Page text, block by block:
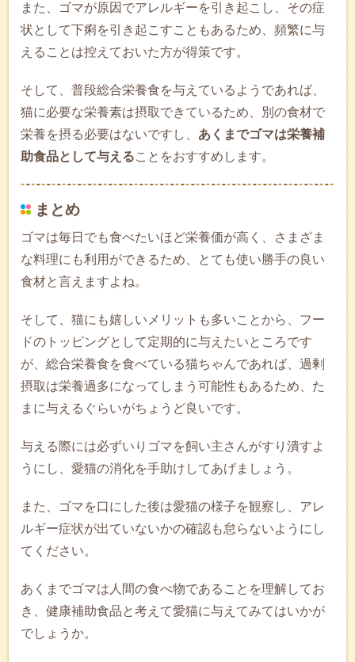
また、ゴマが原因でアレルギーを引き起こし、その症
状として下痢を引き起こすこともあるため、頻繁に与
えることは控えておいた方が得策です。
そして、普段総合栄養食を与えているようであれば、
猫に必要な栄養素は摂取できているため、別の食材で
栄養を摂る必要はないですし、 あくまでゴマは栄養補
助食品として与えることをおすすめします。
まとめ
ゴマは毎日でも食べたいほど栄養価が高く、さまざま
な料理にも利用ができるため、とても使い勝手の良い
食材と言えますよね。
そして、猫にも嬉しいメリットも多いことから、フー
ドのトッピングとして定期的に与えたいところです
が、総合栄養食を食べている猫ちゃんであれば、過剰
摂取は栄養過多になってしまう可能性もあるため、た
まに与えるぐらいがちょうど良いです。
与える際には必ずいりゴマを飼い主さんがすり潰すよ
うにし、愛猫の消化を手助けしてあげましょう。
また、ゴマを口にした後は愛猫の様子を観察し、アレ
ルギー症状が出ていないかの確認も怠らないようにし
てください。
あくまでゴマは人間の食べ物であることを理解してお
き、健康補助食品と考えて愛猫に与えてみてはいかが
でしょうか。